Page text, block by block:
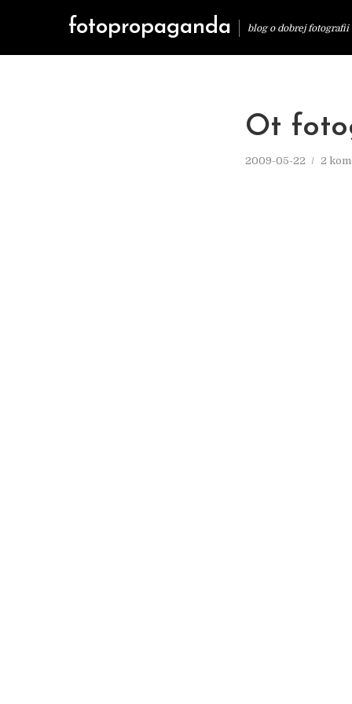
fotopropaganda blog o dobrej fotografii
Ot
2009-05-22 2
.